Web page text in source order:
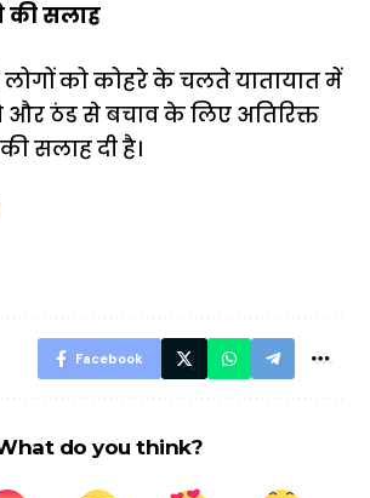
की सलाह
को कोहरे के चलते यातायात में
और ठंड से बचाव के लिए अतिरिक्त
सलाह दी है।
Facebook
do you think?